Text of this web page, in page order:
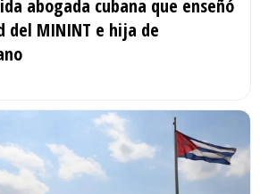
abogada cubana que enseñó
del MININT e hija de